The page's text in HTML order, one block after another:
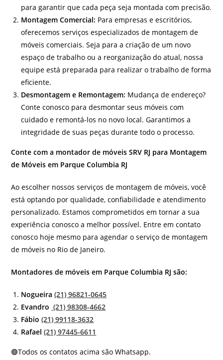
para garantir que cada peça seja montada com precisão.
Montagem Comercial: Para empresas e escritórios,
oferecemos serviços especializados de montagem de
móveis comerciais. Seja para a criação de um novo
espaço de trabalho ou a reorganização do atual, nossa
equipe está preparada para realizar o trabalho de forma
eficiente.
Desmontagem e Remontagem: Mudança de endereço?
Conte conosco para desmontar seus móveis com
cuidado e remontá-los no novo local. Garantimos a
integridade de suas peças durante todo o processo.
Conte com a montador de móveis SRV RJ para Montagem
de Móveis em Parque Columbia RJ
Ao escolher nossos serviços de montagem de móveis, você
está optando por qualidade, confiabilidade e atendimento
personalizado. Estamos comprometidos em tornar a sua
experiência conosco a melhor possível. Entre em contato
conosco hoje mesmo para agendar o serviço de montagem
de móveis no Rio de Janeiro.
Montadores de móveis em Parque Columbia RJ são:
Nogueira(21) 96821-0645
Evandro (21) 98308-4662
Fábio(21) 99118-3632
Rafael(21) 97445-6611
🟢Todos os contatos acima são Whatsapp.